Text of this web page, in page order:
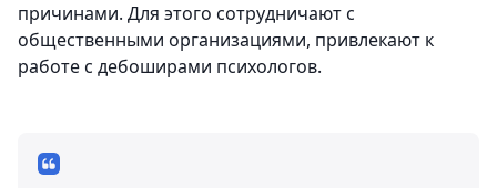
причинами. Для этого сотрудничают с
общественными организациями, привлекают к
работе с дебоширами психологов.